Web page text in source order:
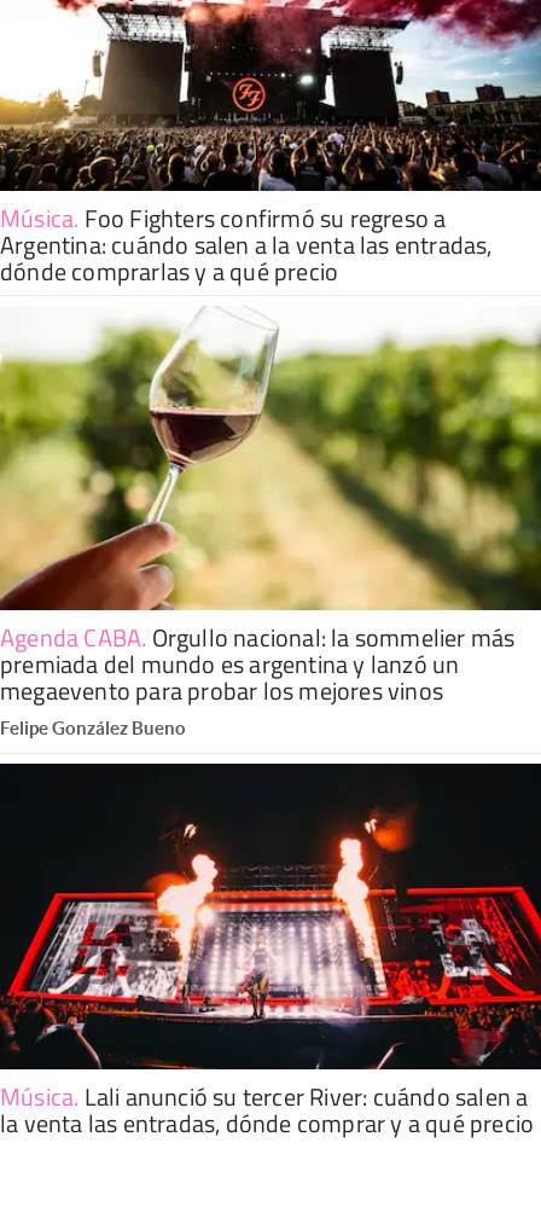
Música. Foo Fighters confirmó su regreso a
Argentina: cuándo salen a la venta las entradas,
dónde comprarlas y a qué precio
Agenda CABA. Orgullo nacional: la sommelier más
premiada del mundo es argentina y lanzó un
megaevento para probar los mejores vinos
Felipe González Bueno
Música. Lali anunció su tercer River: cuándo salen a
la venta las entradas, dónde comprar y a qué precio